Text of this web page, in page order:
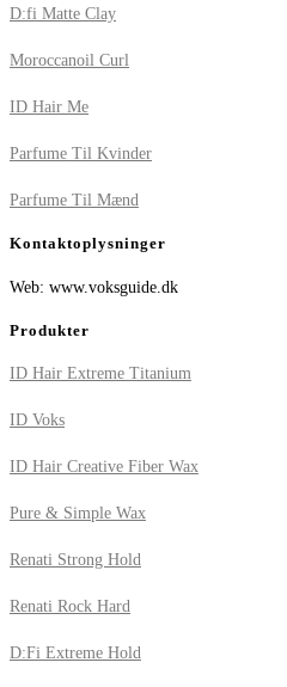
D:fi Matte Clay
Moroccanoil Curl
ID Hair Me
Parfume Til Kvinder
Parfume Til Mænd
Kontaktoplysninger
Web: www.voksguide.dk
Produkter
ID Hair Extreme Titanium
ID Voks
ID Hair Creative Fiber Wax
Pure & Simple Wax
Renati Strong Hold
Renati Rock Hard
D:Fi Extreme Hold